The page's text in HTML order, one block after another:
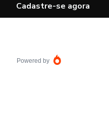
Cadastre-se agora
Powered by